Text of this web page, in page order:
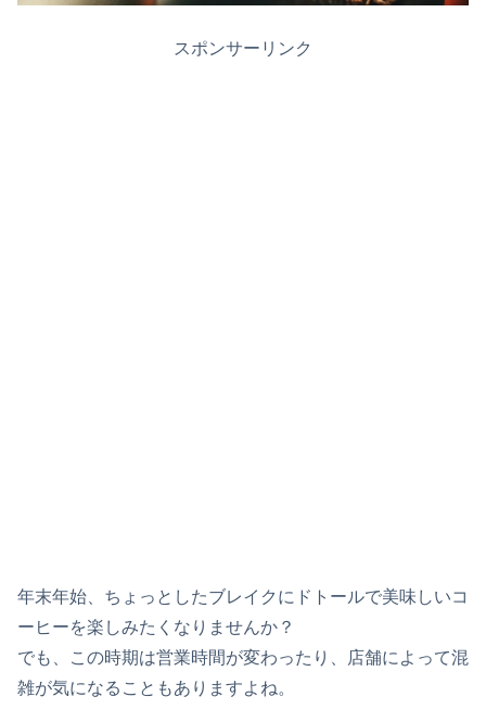
スポンサーリンク
年末年始、ちょっとしたブレイクにドトールで美味しいコ
ーヒーを楽しみたくなりませんか？
でも、この時期は営業時間が変わったり、店舗によって混
雑が気になることもありますよね。